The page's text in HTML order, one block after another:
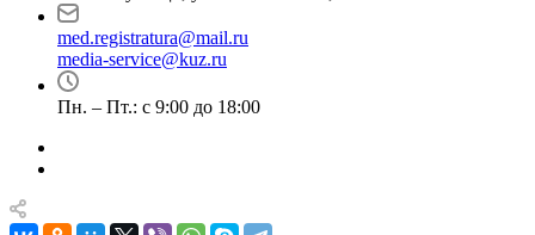
med.registratura@mail.ru
media-service@kuz.ru
Пн. – Пт.: с 9:00 до 18:00